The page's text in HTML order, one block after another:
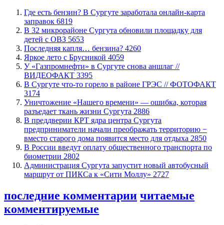
​Где есть бензин? В Сургуте заработала онлайн-карта
заправок 6819
В 32 микрорайоне Сургута обновили площадку для
детей с ОВЗ 5653
​Последняя капля… бензина? 4260
Яркое лето с Брусникой 4059
У «Газпромнефти» в Сургуте снова аншлаг //
ВИДЕОФАКТ 3395
​В Сургуте что-то горело в районе ГРЭС // ФОТОФАКТ
3174
​Уничтожение «Нашего времени» — ошибка, которая
разъедает ткань жизни Сургута 2886
​В преддверии КРТ ядра центра Сургута
предприниматели начали преображать территорию −
вместо старого дома появится место для отдыха 2850
В России введут оплату общественного транспорта по
биометрии 2802
​Администрация Сургута запустит новый автобусный
маршрут от ПИКСа к «Сити Моллу» 2727
последние комментарии читаемые
комментируемые